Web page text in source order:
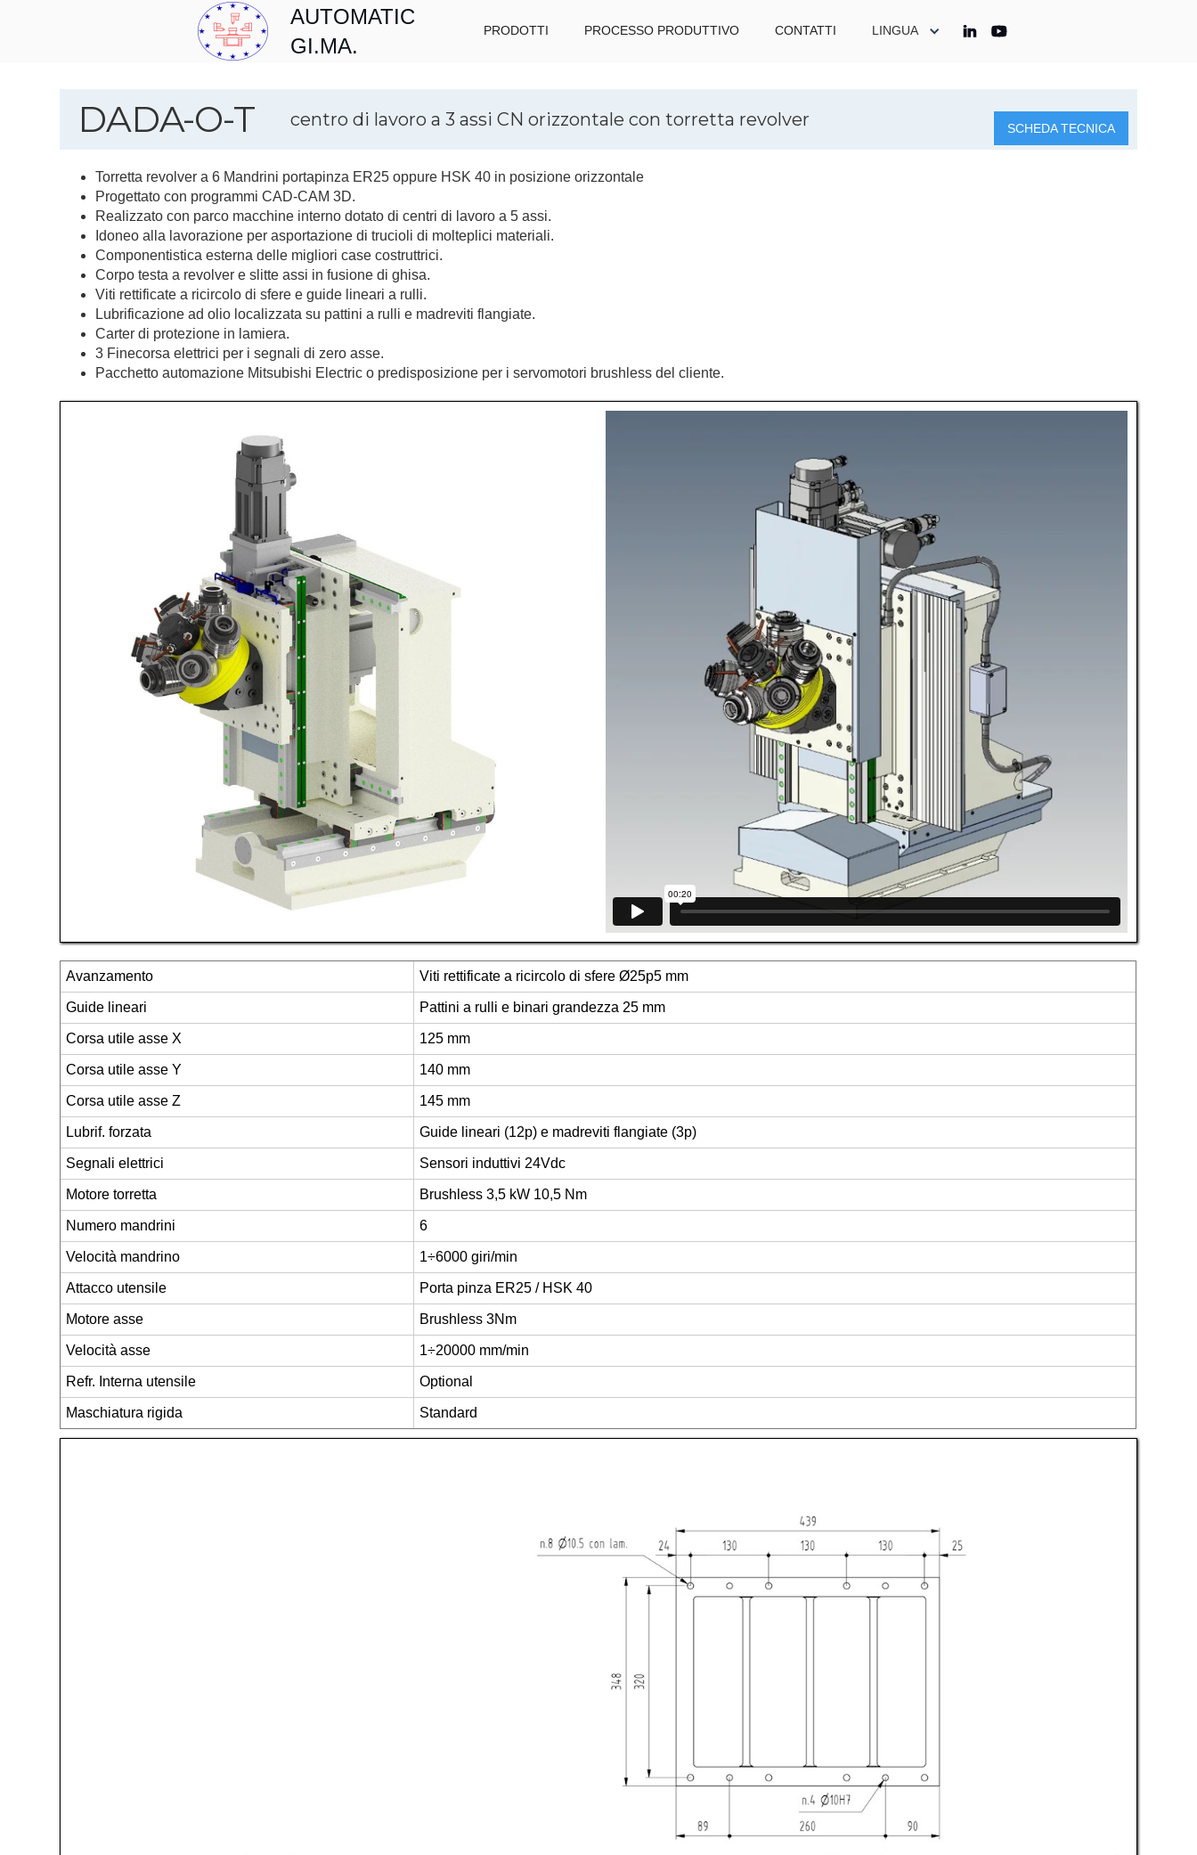
AUTOMATIC
GI.MA.
PRODOTTI PROCESSO PRODUTTIVO CONTATTI LINGUA
DADA-O-T centro di lavoro a 3 assi CN orizzontale con torretta revolver SCHEDA TECNICA
Torretta revolver a 6 Mandrini portapinza ER25 oppure HSK 40 in posizione orizzontale
Progettato con programmi CAD-CAM 3D.
Realizzato con parco macchine interno dotato di centri di lavoro a 5 assi.
Idoneo alla lavorazione per asportazione di trucioli di molteplici materiali.
Componentistica esterna delle migliori case costruttrici.
Corpo testa a revolver e slitte assi in fusione di ghisa.
Viti rettificate a ricircolo di sfere e guide lineari a rulli.
Lubrificazione ad olio localizzata su pattini a rulli e madreviti flangiate.
Carter di protezione in lamiera.
3 Finecorsa elettrici per i segnali di zero asse.
Pacchetto automazione Mitsubishi Electric o predisposizione per i servomotori brushless del cliente.
Avanzamento Viti rettificate a ricircolo di sfere Ø25p5 mm
Guide lineari Pattini a rulli e binari grandezza 25 mm
Corsa utile asse X 125 mm
Corsa utile asse Y 140 mm
Corsa utile asse Z 145 mm
Lubrif. forzata Guide lineari (12p) e madreviti flangiate (3p)
Segnali elettrici Sensori induttivi 24Vdc
Motore torretta Brushless 3,5 kW 10,5 Nm
Numero mandrini 6
Velocità mandrino 1÷6000 giri/min
Attacco utensile Porta pinza ER25 / HSK 40
Motore asse Brushless 3Nm
Velocità asse 1÷20000 mm/min
Refr. Interna utensile Optional
Maschiatura rigida Standard